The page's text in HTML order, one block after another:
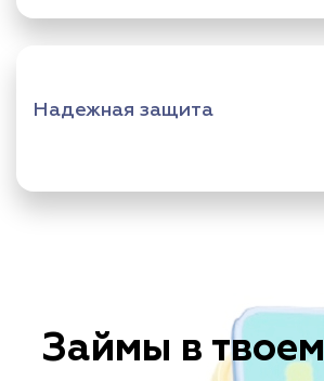
Надежная защита
Займы в твоем